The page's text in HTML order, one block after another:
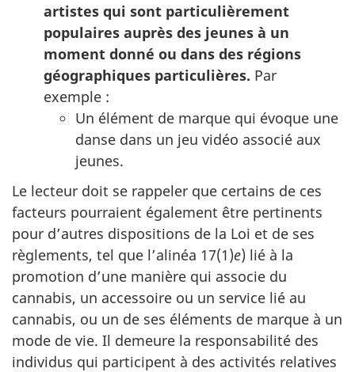
artistes qui sont particulièrement
populaires auprès des jeunes à un
moment donné ou dans des régions
géographiques particulières. Par
exemple :
Un élément de marque qui évoque une
danse dans un jeu vidéo associé aux
jeunes.
Le lecteur doit se rappeler que certains de ces
facteurs pourraient également être pertinents
pour d’autres dispositions de la Loi et de ses
règlements, tel que l’alinéa 17(1)e) lié à la
promotion d’une manière qui associe du
cannabis, un accessoire ou un service lié au
cannabis, ou un de ses éléments de marque à un
mode de vie. Il demeure la responsabilité des
individus qui participent à des activités relatives